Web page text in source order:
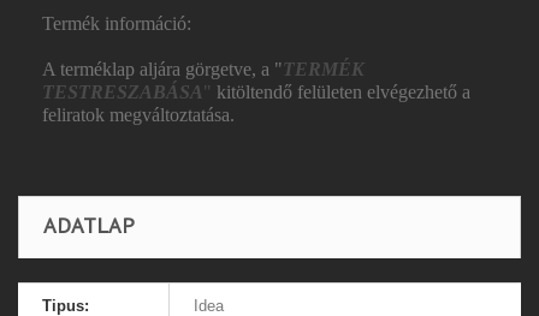
Termék információ:
A terméklap aljára görgetve, a "TERMÉK
TESTRESZABÁSA" kitöltendő felületen elvégezhető a
feliratok megváltoztatása.
ADATLAP
Tipus: Idea